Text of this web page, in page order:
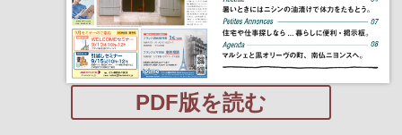
PDF版を読む